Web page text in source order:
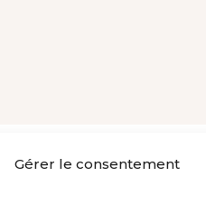
Gérer le consentement
sites/